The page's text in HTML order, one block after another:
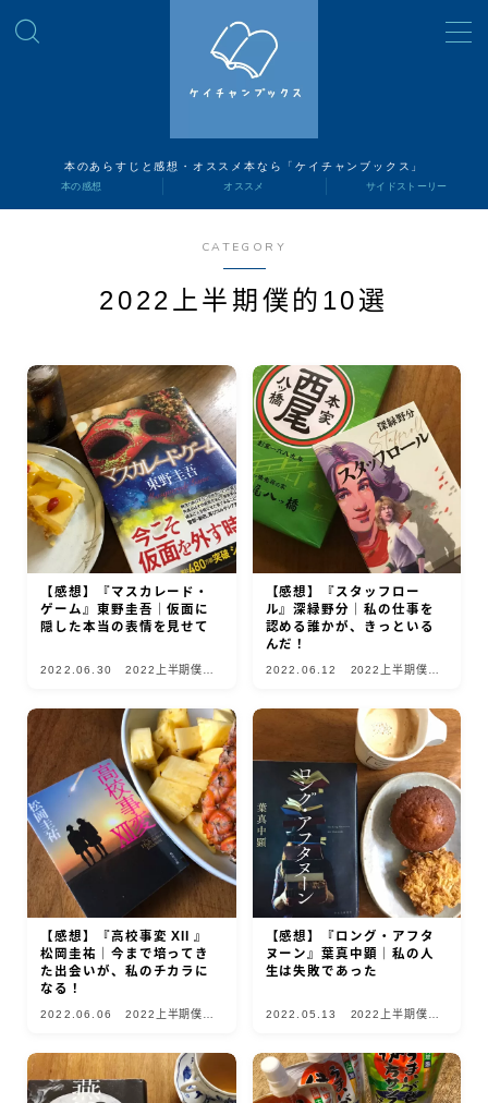
本のあらすじと感想・オススメ本なら「ケイチャンブックス」
本の感想
本の感想 オススメ サイドストーリー
CATEGORY
2022上半期僕的10選
【感想】『マスカレード・
ゲーム』東野圭吾｜仮面に
隠した本当の表情を見せて
2022.06.30
2022上半期僕的
【感想】『スタッフロー
ル』深緑野分｜私の仕事を
認める誰かが、きっといる
んだ！
2022.06.12
2022上半期僕的
【感想】『高校事変 XII 』
松岡圭祐｜今まで培ってき
た出会いが、私のチカラに
なる！
2022.06.06
2022上半期僕的
【感想】『ロング・アフタ
ヌーン』葉真中顕｜私の人
生は失敗であった
2022.05.13
2022上半期僕的